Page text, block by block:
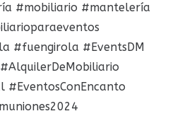
#mobiliario #mantelería
#fuengirola #EventsDM
#EventosConEncanto